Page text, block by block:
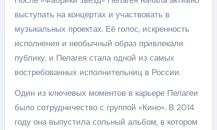
выступать на концертах и участвовать в
музыкальных проектах. Её голос, искренность
исполнения и необычный образ привлекали
публику, и Пелагея стала одной из самых
востребованных исполнительниц в России.
Один из ключевых моментов в карьере Пелагеи
было сотрудничество с группой «Кино». В 2014
году она выпустила сольный альбом, в котором